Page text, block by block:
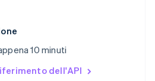
10 minuti
dell'API